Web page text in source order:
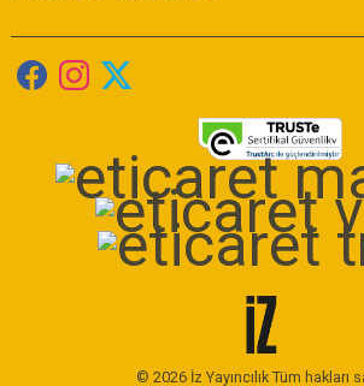
© 2026 İz Yayıncılık Tüm hakları